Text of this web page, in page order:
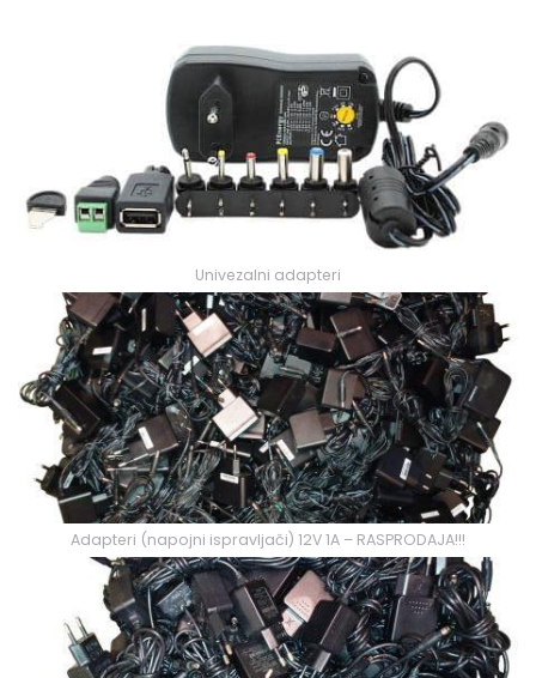
Univezalni adapteri
Adapteri (napojni ispravljači) 12V 1A – RASPRODAJA!!!